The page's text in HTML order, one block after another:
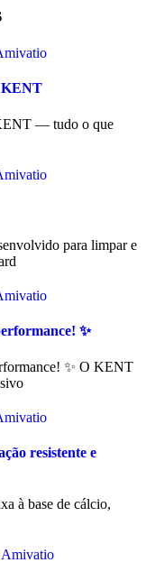
KENT
— tudo o que
para limpar e
✨
✨ O KENT
resistente e
à base de cálcio,
Amivatio